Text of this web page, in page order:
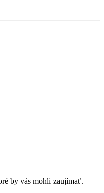
by vás mohli zaujímať.